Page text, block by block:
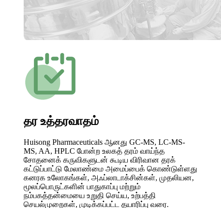
தர உத்தரவாதம்
Huisong Pharmaceuticals ஆனது GC-MS, LC-MS-
MS, AA, HPLC போன்ற உலகத் தரம் வாய்ந்த
சோதனைக் கருவிகளுடன் கூடிய விரிவான தரக்
கட்டுப்பாட்டு மேலாண்மை அமைப்பைக் கொண்டுள்ளது
கனரக உலோகங்கள், அஃப்லாடாக்சின்கள், முதலியன,
மூலப்பொருட்களின் பாதுகாப்பு மற்றும்
நம்பகத்தன்மையை உறுதி செய்ய, உற்பத்தி
செயல்முறைகள், முடிக்கப்பட்ட தயாரிப்பு வரை.